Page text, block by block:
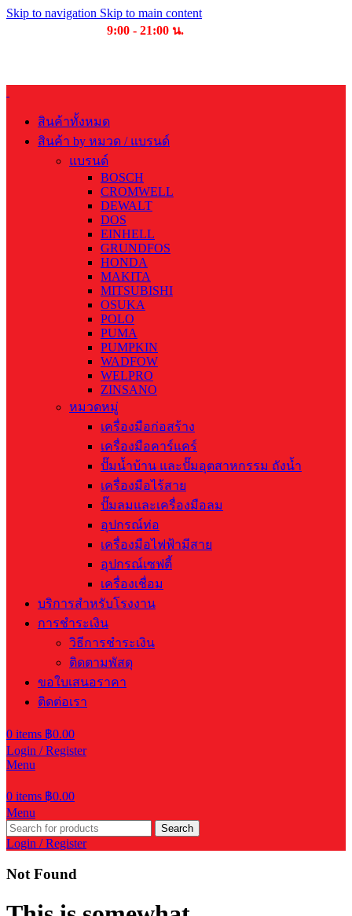
Skip to navigation Skip to main content
9:00 - 21:00 น.
สินค้าทั้งหมด
สินค้า by หมวด / แบรนด์
แบรนด์
BOSCH
CROMWELL
DEWALT
DOS
EINHELL
GRUNDFOS
HONDA
MAKITA
MITSUBISHI
OSUKA
POLO
PUMA
PUMPKIN
WADFOW
WELPRO
ZINSANO
หมวดหมู่
เครื่องมือก่อสร้าง
เครื่องมือคาร์แคร์
ปั๊มน้ำบ้าน และปั๊มอุตสาหกรรม ถังน้ำ
เครื่องมือไร้สาย
ปั๊มลมและเครื่องมือลม
อุปกรณ์ท่อ
เครื่องมือไฟฟ้ามีสาย
อุปกรณ์เซฟตี้
เครื่องเชื่อม
บริการสำหรับโรงงาน
การชำระเงิน
วิธีการชำระเงิน
ติดตามพัสดุ
ขอใบเสนอราคา
ติดต่อเรา
0 items ฿0.00
Login / Register
Menu
0 items ฿0.00
Menu
Search
Login / Register
Not Found